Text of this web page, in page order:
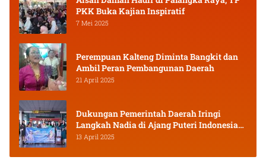
PKK Buka Kajian Inspiratif
7 Mei 2025
Perempuan Kalteng Diminta Bangkit dan
Ambil Peran Pembangunan Daerah
21 April 2025
Dukungan Pemerintah Daerah Iringi
Langkah Nadia di Ajang Puteri Indonesia
2025
13 April 2025